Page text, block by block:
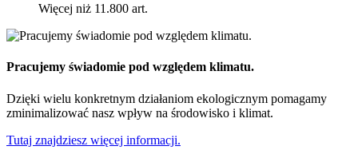
Więcej niż 11.800 art.
Pracujemy świadomie pod względem klimatu.
Dzięki wielu konkretnym działaniom ekologicznym pomagamy
zminimalizować nasz wpływ na środowisko i klimat.
Tutaj znajdziesz więcej informacji.